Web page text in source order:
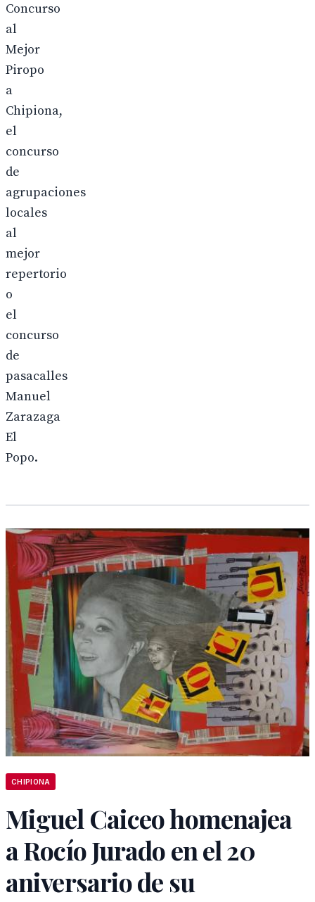
Concurso
al
Mejor
Piropo
a
Chipiona,
el
concurso
de
agrupaciones
locales
al
mejor
repertorio
o
el
concurso
de
pasacalles
Manuel
Zarazaga
El
Popo.
CHIPIONA
Miguel Caiceo homenajea
a Rocío Jurado en el 20
aniversario de su